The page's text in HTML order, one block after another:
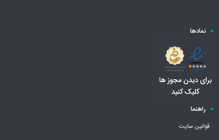
نمادها
راهنما
قوانین سایت